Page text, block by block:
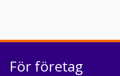
För företag